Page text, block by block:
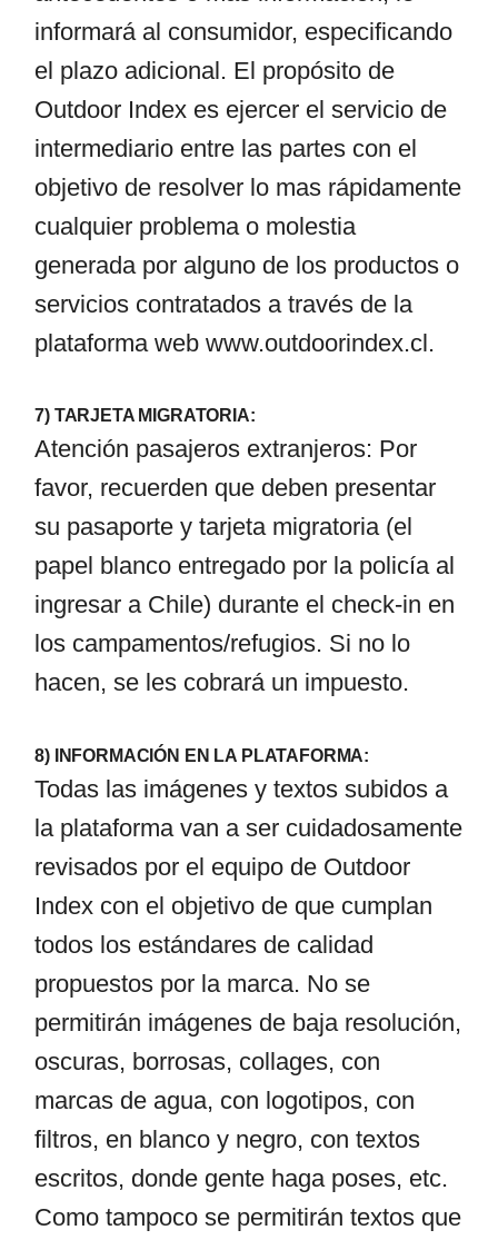
informará al consumidor, especificando
el plazo adicional. El propósito de
Outdoor Index es ejercer el servicio de
intermediario entre las partes con el
objetivo de resolver lo mas rápidamente
cualquier problema o molestia
generada por alguno de los productos o
servicios contratados a través de la
plataforma webwww.outdoorindex.cl.
7) TARJETA MIGRATORIA:
Atención pasajeros extranjeros: Por
favor, recuerden que deben presentar
su pasaporte y tarjeta migratoria (el
papel blanco entregado por la policía al
ingresar a Chile) durante el check-in en
los campamentos/refugios. Si no lo
hacen, se les cobrará un impuesto.
8) INFORMACIÓN EN LA PLATAFORMA:
Todas las imágenes y textos subidos a
la plataforma van a ser cuidadosamente
revisados por el equipo de Outdoor
Index con el objetivo de que cumplan
todos los estándares de calidad
propuestos por la marca. No se
permitirán imágenes de baja resolución,
oscuras, borrosas, collages, con
marcas de agua, con logotipos, con
filtros, en blanco y negro, con textos
escritos, donde gente haga poses, etc.
Como tampoco se permitirán textos que